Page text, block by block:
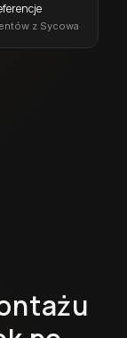
z Sycowa